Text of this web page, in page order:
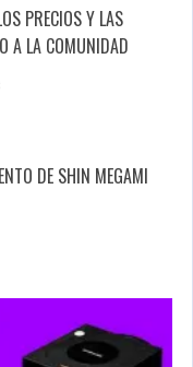
PRECIOS Y LAS
A LA COMUNIDAD
DE SHIN MEGAMI